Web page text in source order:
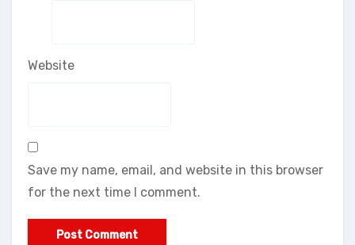
Website
Save my name, email, and website in this browser
for the next time I comment.